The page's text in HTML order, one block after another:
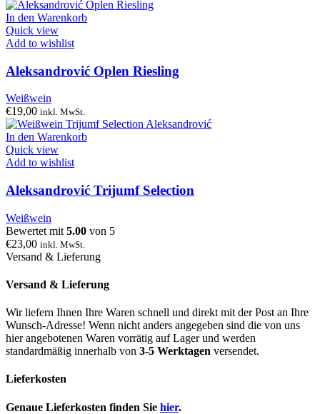
In den Warenkorb
Quick view
Add to wishlist
Aleksandrović Oplen Riesling
Weißwein
€19,00 inkl. MwSt.
In den Warenkorb
Quick view
Add to wishlist
Aleksandrović Trijumf Selection
Weißwein
Bewertet mit 5.00 von 5
€23,00 inkl. MwSt.
Versand & Lieferung
Versand & Lieferung
Wir liefern Ihnen Ihre Waren schnell und direkt mit der Post an Ihre
Wunsch-Adresse! Wenn nicht anders angegeben sind die von uns
hier angebotenen Waren vorrätig auf Lager und werden
standardmäßig innerhalb von 3-5 Werktagen versendet.
Lieferkosten
Genaue Lieferkosten finden Sie hier.